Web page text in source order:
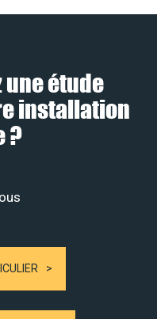
une étude
installation
?